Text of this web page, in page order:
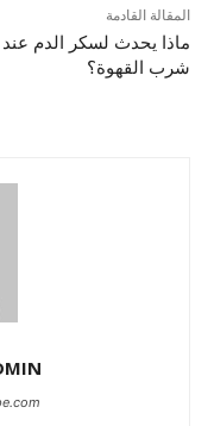
المقالة القادمة
ماذا يحدث لسكر الدم عند
شرب القهوة؟